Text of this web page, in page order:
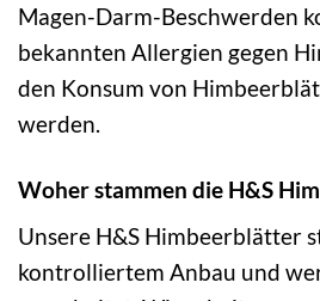
Magen-Darm-Beschwerden
bekannten Allergien gegen
den Konsum von
werden.
Woher stammen die H&S
Unsere H&S Himbeerblätter
kontrolliertem Anbau und